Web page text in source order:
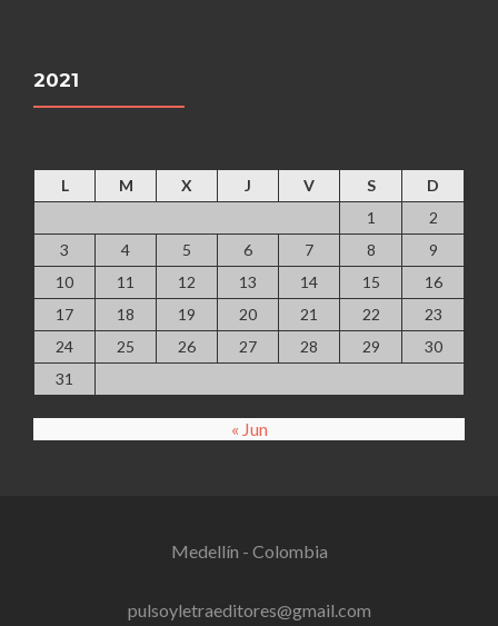
2021
L M X J V S
D
1
2
3
4 5 6 7 8
9
10
11 12 13 14 15
16
17
18 19 20 21 22
23
24
25 26 27 28 29
30
31
« Jun
Medellín - Colombia
pulsoyletraeditores@gmail.com